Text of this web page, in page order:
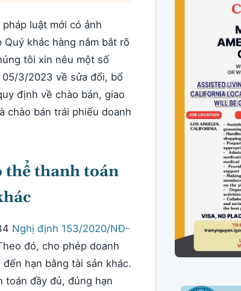
luật mới có ảnh
khác hàng nắm bắt rõ
tôi xin nêu một số
3/2023 về sửa đổi, bổ
định về chào bán, giao
chào bán trái phiếu doanh
thể thanh toán
Nghị định 153/2020/NĐ-
đó, cho phép doanh
hạn bằng tài sản khác.
toán đầy đủ, đúng hạn